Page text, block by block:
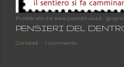
Pubblicato da www.paolobrusa.it giugno
PENSIERI DEL
Condividi 1 commento